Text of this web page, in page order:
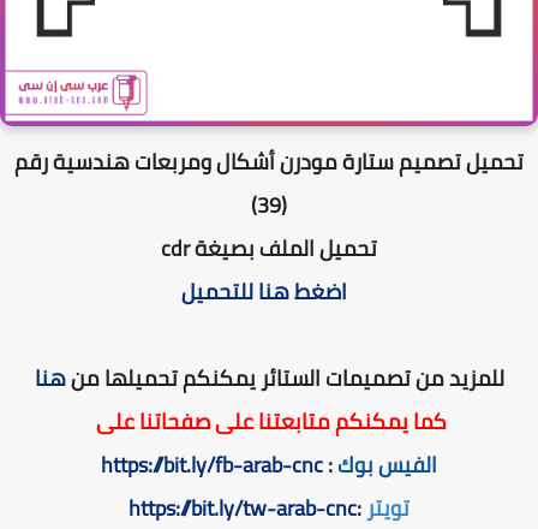
تصميم ستارة مودرن أشكال ومربعات هندسية رقم
تحميل الملف بصيغة cdr
اضغط هنا للتحميل
للمزيد من تصميمات الستائر يمكنكم تحميلها منهنا
كما يمكنكم متابعتنا على صفحاتنا على
الفيس بوك:
https://bit.ly/fb-arab-cnc
تويتر:
https://bit.ly/tw-arab-cnc